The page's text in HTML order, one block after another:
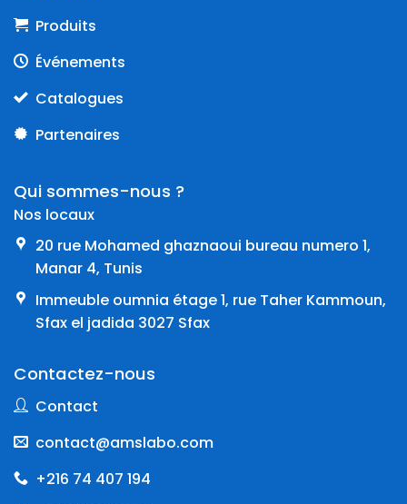
Produits
Événements
Catalogues
Partenaires
Qui sommes-nous ?
Nos locaux
20 rue Mohamed ghaznaoui bureau numero 1,
Manar 4, Tunis
Immeuble oumnia étage 1, rue Taher Kammoun,
Sfax el jadida 3027 Sfax
Contactez-nous
Contact
contact@amslabo.com
+216 74 407 194